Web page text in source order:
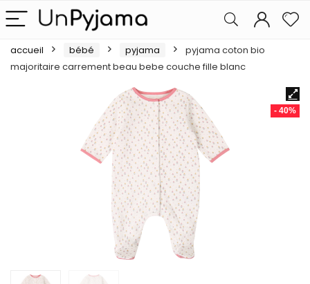
accueil bébé pyjama
pyjama coton bio
majoritaire carrement beau bebe couche fille blanc
- 40%